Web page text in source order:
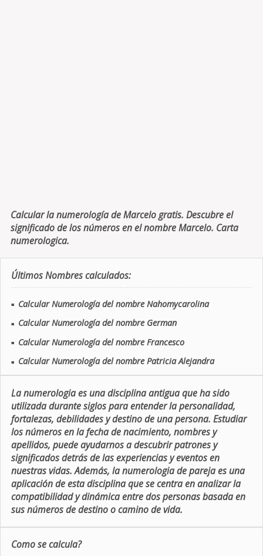
Calcular la numerología de Marcelo gratis. Descubre el
significado de los números en el nombre Marcelo. Carta
numerologica.
Últimos Nombres calculados:
■ Calcular Numerología del nombre Nahomycarolina
■ Calcular Numerología del nombre German
■ Calcular Numerología del nombre Francesco
■ Calcular Numerología del nombre Patricia Alejandra
La numerologia es una disciplina antigua que ha sido
utilizada durante siglos para entender la personalidad,
fortalezas, debilidades y destino de una persona. Estudiar
los números en la fecha de nacimiento, nombres y
apellidos, puede ayudarnos a descubrir patrones y
significados detrás de las experiencias y eventos en
nuestras vidas. Además, la numerologia de pareja es una
aplicación de esta disciplina que se centra en analizar la
compatibilidad y dinámica entre dos personas basada en
sus números de destino o camino de vida.
Como se calcula?